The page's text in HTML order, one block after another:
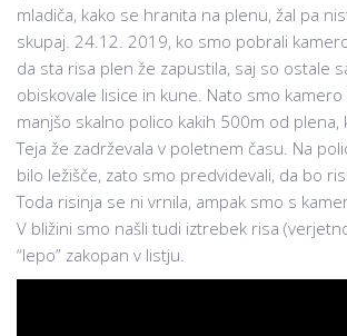
mladiča, kako se hranita na plenu, žal pa
skupaj. 24.12. 2019, ko smo pobrali
da sta risa plen že zapustila, saj so ostale
obiskovale lisice in kune. Nato smo
manjšo skalno polico kakih 500m od plena,
Teja že zadrževala v poletnem času. Na
bilo ležišče, zato smo predvidevali, da bo
Toda risinja se ni vrnila, ampak smo s
V bližini smo našli tudi iztrebek risa
“lepo” zakopan v listju.